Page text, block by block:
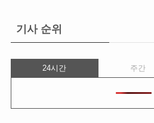
기사 순위
24시간 주간